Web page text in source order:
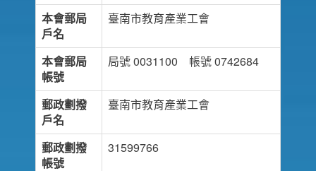
本會郵局
戶名
臺南市教育產業工會
本會郵局
帳號
局號 0031100 帳號 0742684
郵政劃撥
戶名
臺南市教育產業工會
郵政劃撥
帳號
31599766